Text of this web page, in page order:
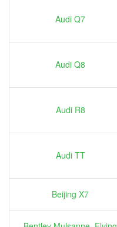
Audi Q7
Audi Q8
Audi R8
Audi TT
Beijing X7